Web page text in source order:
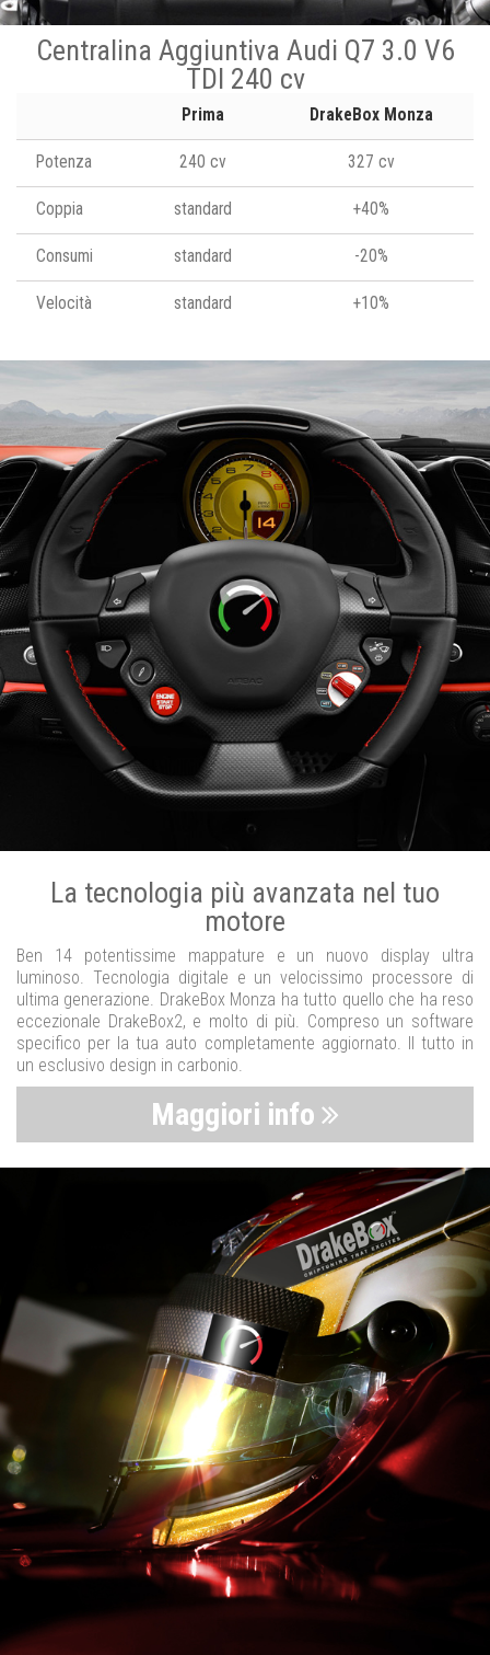
Centralina Aggiuntiva Audi Q7 3.0 V6
TDI 240 cv
Prima DrakeBox Monza
Potenza 240 cv 327 cv
Coppia standard +40%
Consumi standard -20%
Velocità standard +10%
La tecnologia più avanzata nel tuo
motore
Ben 14 potentissime mappature e un nuovo display ultra
luminoso. Tecnologia digitale e un velocissimo processore di
ultima generazione. DrakeBox Monza ha tutto quello che ha reso
eccezionale DrakeBox2, e molto di più. Compreso un software
specifico per la tua auto completamente aggiornato. Il tutto in
un esclusivo design in carbonio.
Maggiori info